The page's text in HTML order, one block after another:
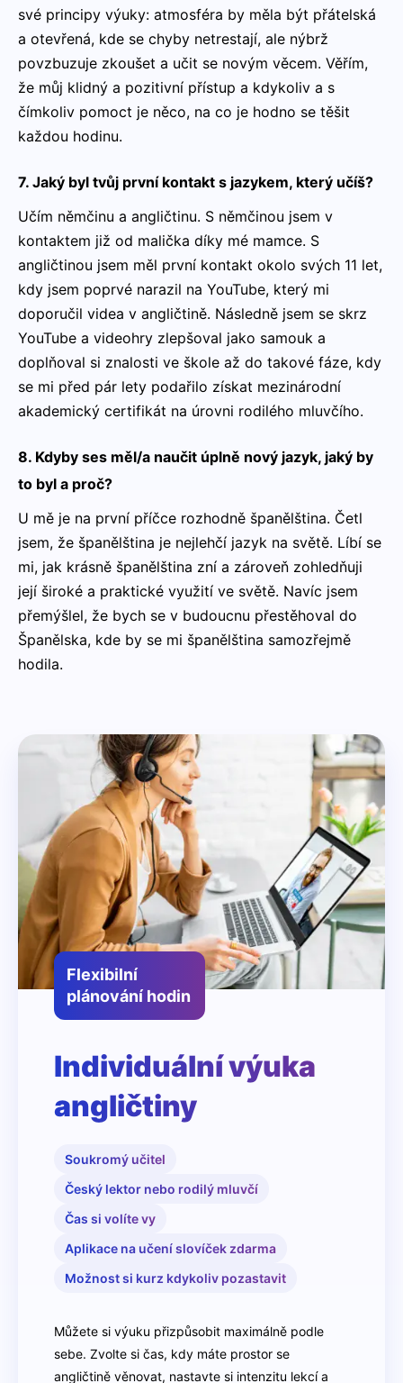
své principy výuky: atmosféra by měla být přátelská
a otevřená, kde se chyby netrestají, ale nýbrž
povzbuzuje zkoušet a učit se novým věcem. Věřím,
že můj klidný a pozitivní přístup a kdykoliv a s
čímkoliv pomoct je něco, na co je hodno se těšit
každou hodinu.
7. Jaký byl tvůj první kontakt s jazykem, který učíš?
Učím němčinu a angličtinu. S němčinou jsem v
kontaktem již od malička díky mé mamce. S
angličtinou jsem měl první kontakt okolo svých 11 let,
kdy jsem poprvé narazil na YouTube, který mi
doporučil videa v angličtině. Následně jsem se skrz
YouTube a videohry zlepšoval jako samouk a
doplňoval si znalosti ve škole až do takové fáze, kdy
se mi před pár lety podařilo získat mezinárodní
akademický certifikát na úrovni rodilého mluvčího.
8. Kdyby ses měl/a naučit úplně nový jazyk, jaký by
to byl a proč?
U mě je na první příčce rozhodně španělština. Četl
jsem, že španělština je nejlehčí jazyk na světě. Líbí se
mi, jak krásně španělština zní a zároveň zohledňuji
její široké a praktické využití ve světě. Navíc jsem
přemýšlel, že bych se v budoucnu přestěhoval do
Španělska, kde by se mi španělština samozřejmě
hodila.
Flexibilní
plánování hodin
Individuální výuka
angličtiny
Soukromý učitel
Český lektor nebo rodilý mluvčí
Čas si volíte vy
Aplikace na učení slovíček zdarma
Možnost si kurz kdykoliv pozastavit
Můžete si výuku přizpůsobit maximálně podle
sebe. Zvolte si čas, kdy máte prostor se
angličtině věnovat, nastavte si intenzitu lekcí a